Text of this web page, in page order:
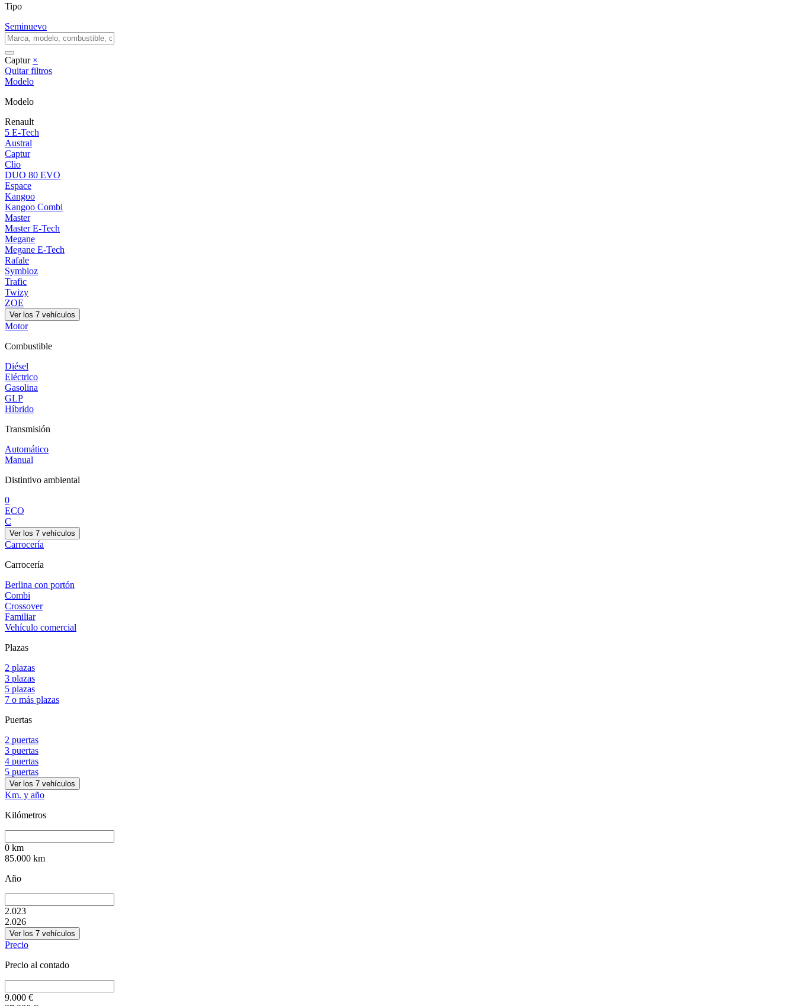
Tipo
Seminuevo
Captur ×
Quitar filtros
Modelo
Modelo
Renault
5 E-Tech
Austral
Captur
Clio
DUO 80 EVO
Espace
Kangoo
Kangoo Combi
Master
Master E-Tech
Megane
Megane E-Tech
Rafale
Symbioz
Trafic
Twizy
ZOE
Ver los 7 vehículos
Motor
Combustible
Diésel
Eléctrico
Gasolina
GLP
Híbrido
Transmisión
Automático
Manual
Distintivo ambiental
0
ECO
C
Ver los 7 vehículos
Carrocería
Carrocería
Berlina con portón
Combi
Crossover
Familiar
Vehículo comercial
Plazas
2 plazas
3 plazas
5 plazas
7 o más plazas
Puertas
2 puertas
3 puertas
4 puertas
5 puertas
Ver los 7 vehículos
Km. y año
Kilómetros
0 km
85.000 km
Año
2.023
2.026
Ver los 7 vehículos
Precio
Precio al contado
9.000 €